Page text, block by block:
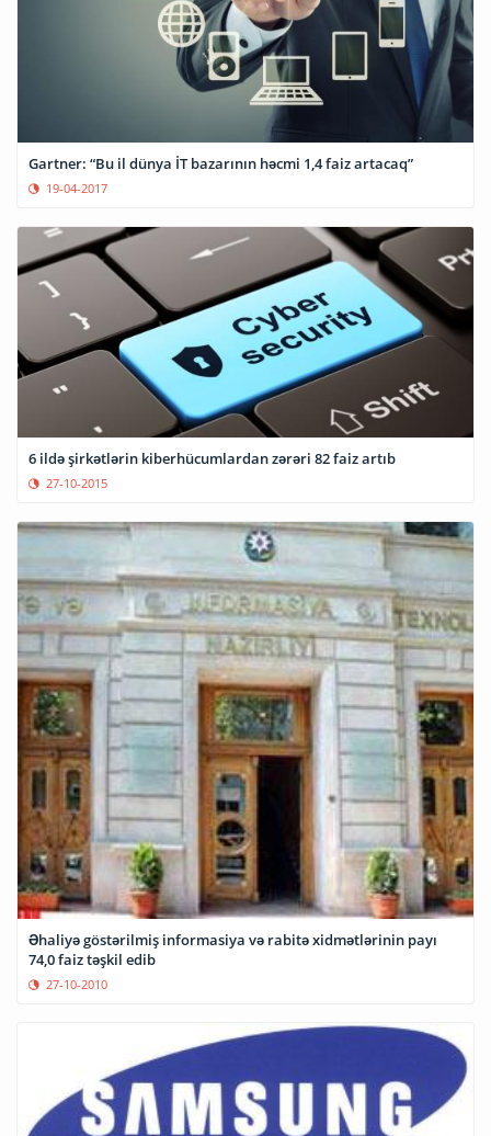
Gartner: “Bu il dünya İT bazarının həcmi 1,4 faiz artacaq”
19-04-2017
6 ildə şirkətlərin kiberhücumlardan zərəri 82 faiz artıb
27-10-2015
Əhaliyə göstərilmiş informasiya və rabitə xidmətlərinin payı
74,0 faiz təşkil edib
27-10-2010